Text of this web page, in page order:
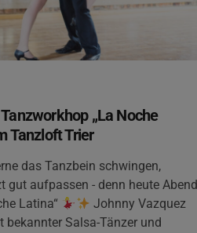
„La Noche
Tanzloft Trier
das Tanzbein schwingen,
gut aufpassen - denn heute Abend
Latina“
Johnny Vazquez
bekannter Salsa-Tänzer und